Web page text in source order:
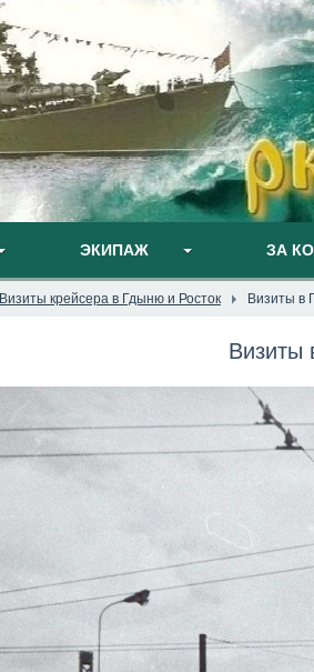
ЭКИПАЖ ЗА
Визиты крейсера в Гдыню и Росток Визиты в
Визиты